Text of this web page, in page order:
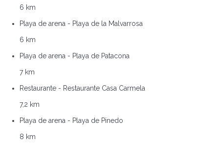
6 km
Playa de arena - Playa de la Malvarrosa
6 km
Playa de arena - Playa de Patacona
7 km
Restaurante - Restaurante Casa Carmela
7,2 km
Playa de arena - Playa de Pinedo
8 km